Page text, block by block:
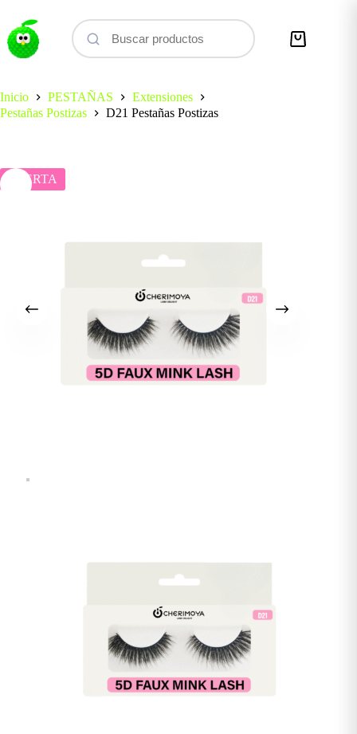
contenido
Carro
Inicio
PESTAÑAS
Extensiones
Pestañas Postizas
D21 Pestañas Postizas
OFERTA